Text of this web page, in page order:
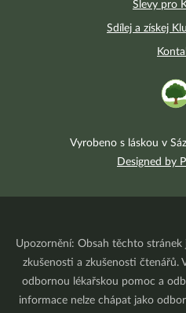
Slevy pro
Sdílej a získej
Vyrobeno s láskou v
Designed by
Upozornění: Obsah těchto
zkušenosti a zkušenosti čtenářů.
odbornou lékařskou pomoc a
informace nelze chápat jako